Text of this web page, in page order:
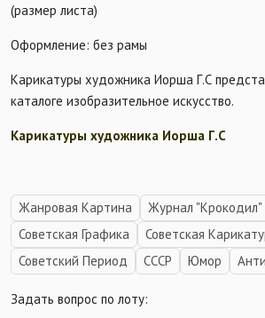
(размер листа)
Оформление: без рамы
Карикатуры художника Иорша Г.С
каталоге изобразительное искусство.
Карикатуры художника Иорша Г.С
Жанровая Картина
Журнал "Крокодил"
Советская Графика
Советская
Советский Период
СССР Юмор
Задать вопрос по лоту: